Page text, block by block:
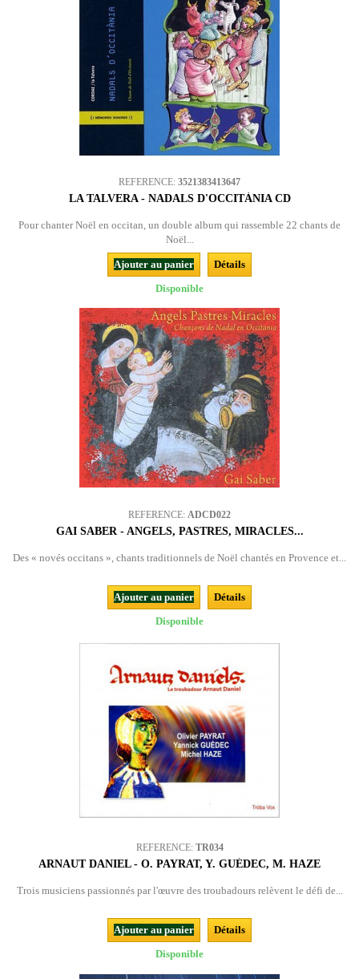
REFERENCE: 3521383413647
LA TALVERA - NADALS D'OCCITÀNIA CD
Pour chanter Noël en occitan, un double album qui rassemble 22 chants de
Noël...
Ajouter au panier
Détails
Disponible
REFERENCE: ADCD022
GAI SABER - ANGELS, PASTRES, MIRACLES...
Des « novés occitans », chants traditionnels de Noël chantés en Provence et...
Ajouter au panier
Détails
Disponible
REFERENCE: TR034
ARNAUT DANIEL - O. PAYRAT, Y. GUÉDEC, M. HAZE
Trois musiciens passionnés par l'œuvre des troubadours relèvent le défi de...
Ajouter au panier
Détails
Disponible